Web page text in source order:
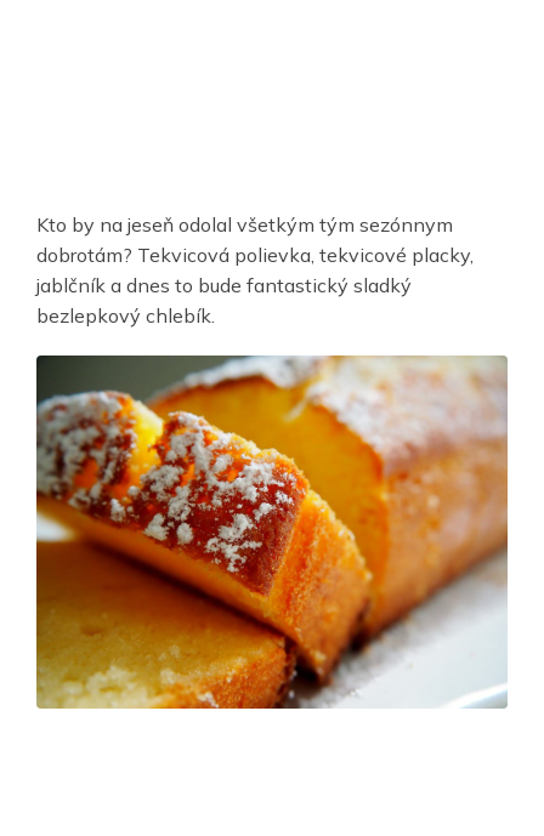
Kto by na jeseň odolal všetkým tým sezónnym
dobrotám? Tekvicová polievka, tekvicové placky,
jablčník a dnes to bude fantastický sladký
bezlepkový chlebík.